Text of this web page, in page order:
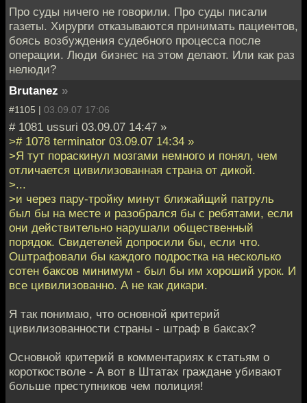
Про суды ничего не говорили. Про суды писали
газеты. Хирурги отказываются принимать пациентов,
боясь возбуждения судебного процесса после
операции. Люди бизнес на этом делают. Или как раз
нелюди?
Brutanez »
#1105 | 03.09.07 17:06
# 1081 ussuri 03.09.07 14:47 »
># 1078 terminator 03.09.07 14:34 »
>Я тут пораскинул мозгами немного и понял, чем
отличается цивилизованная страна от дикой.
>...
>и через пару-тройку минут ближайщий патруль
был бы на месте и разобрался бы с ребятами, если
они действительно нарушали общественный
порядок. Свидетелей допросили бы, если что.
Оштрафовали бы каждого подростка на несколько
сотен баксов минимум - был бы им хороший урок. И
все цивилизованно. А не как дикари.
Я так понимаю, что основной критерий
цивилизованности страны - штраф в баксах?
Основной критерий в комментариях к статьям о
короткостволе - А вот в Штатах граждане убивают
больше преступников чем полиция!